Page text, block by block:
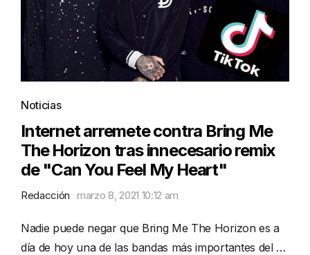
Noticias
Internet arremete contra Bring Me
The Horizon tras innecesario remix
de "Can You Feel My Heart"
Redacción marzo 8, 2021 10:12 am
Nadie puede negar que Bring Me The Horizon es a
día de hoy una de las bandas más importantes del …